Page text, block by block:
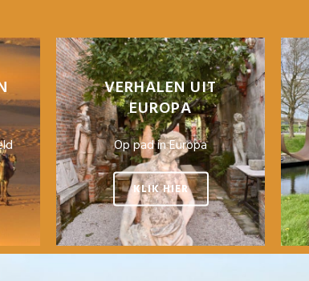
VERHALEN UIT
EUROPA
Op pad in Europa
KLIK HIER